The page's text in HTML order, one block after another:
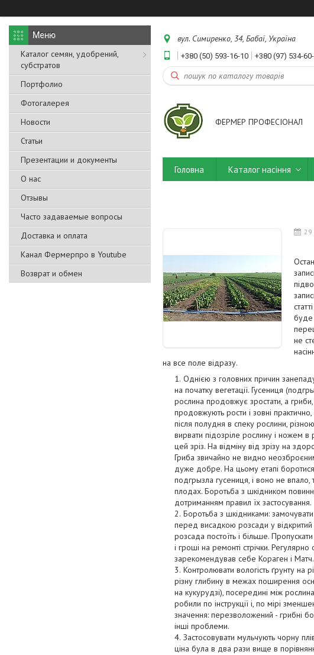
Каталог семян, удобрений,
субстратов
Портфолио
Фотогалерея
Новости
Статьи
Презентации и документы
О нас
Отзывы
Часто задаваемые вопросы
Доставка и оплата
Канал Фермерпро в Youtube
Возврат и обмен
вул. Симиренко, 34, Бабаї, Україна
+380 (50) 593-16-10 +380 (97) 534-
ФЕРМЕР ПРОФЕСІОНАЛ
Головна Каталог насіння
29
буде
не
на все поле відразу.
Однією з головних причин
на початку вегетації. Гусениця
рослина продовжує зростати, а
продовжують рости і зовні
після полудня в спеку рослини,
вирвати підозріле рослину і ножем в
цей зріз. На відміну від зрізу на
Гриба звичайно не видно
дуже добре. На цьому етапі боротися
подгрызла гусениця, і воно не
плодах. Боротьба з шкідником
дотриманням правил їх застосування.
Боротьба з шкідниками:
перед висадкою розсади у
розсада постоїть і більше.
і гроші на ремонті стрічки.
зарекомендував себе Кораген і
Контролювати вологість ґрунту на
різну глибину в межах поширення
на кукурудзі), посередині між
робили по інструкції і, по мірі
значення: перезволожений - грибні
інші проблеми.
Застосовувати мульчують чорну
ціна була в два рази вище в